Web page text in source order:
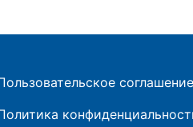
соглашение